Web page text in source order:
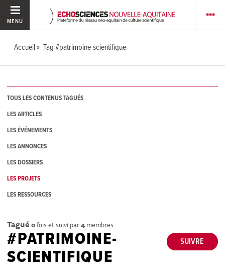
MENU
Accueil Tag #patrimoine-scientifique
TOUS LES CONTENUS TAGUÉS
LES ARTICLES
LES ÉVÉNEMENTS
LES ANNONCES
LES DOSSIERS
LES PROJETS
LES RESSOURCES
Tagué 0fois et suivi par4 membres
SUIVRE
#PATRIMOINE-
SCIENTIFIQUE